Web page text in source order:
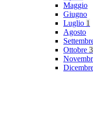
Maggio
Giugno
Luglio 1
Agosto
Ottobre 3